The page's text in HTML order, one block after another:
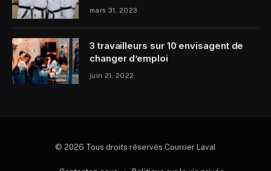
mars 31, 2023
3 travailleurs sur 10 envisagent de
changer d’emploi
juin 21, 2022
© 2026 Tous droits réservés Courrier Laval